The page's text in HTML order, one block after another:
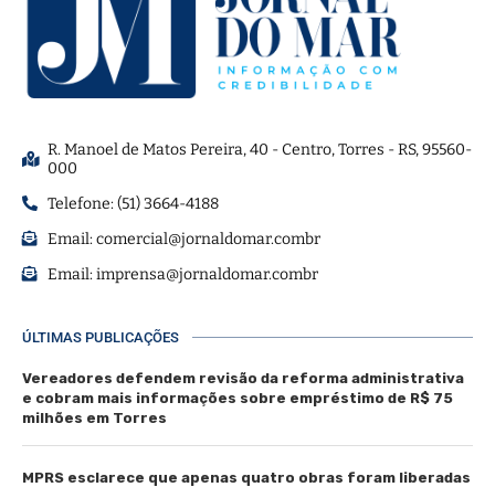
R. Manoel de Matos Pereira, 40 - Centro, Torres - RS, 95560-
000
Telefone: (51) 3664-4188
Email:comercial@jornaldomar.combr
Email:imprensa@jornaldomar.combr
ÚLTIMAS PUBLICAÇÕES
Vereadores defendem revisão da reforma administrativa
e cobram mais informações sobre empréstimo de R$ 75
milhões em Torres
MPRS esclarece que apenas quatro obras foram liberadas